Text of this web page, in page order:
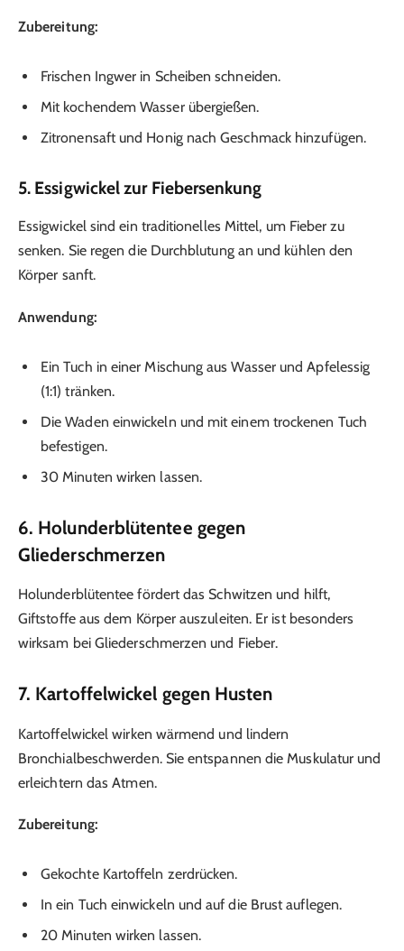
Zubereitung:
Frischen Ingwer in Scheiben schneiden.
Mit kochendem Wasser übergießen.
Zitronensaft und Honig nach Geschmack hinzufügen.
5. Essigwickel zur Fiebersenkung
Essigwickel sind ein traditionelles Mittel, um Fieber zu
senken. Sie regen die Durchblutung an und kühlen den
Körper sanft.
Anwendung:
Ein Tuch in einer Mischung aus Wasser und Apfelessig
(1:1) tränken.
Die Waden einwickeln und mit einem trockenen Tuch
befestigen.
30 Minuten wirken lassen.
6. Holunderblütentee gegen
Gliederschmerzen
Holunderblütentee fördert das Schwitzen und hilft,
Giftstoffe aus dem Körper auszuleiten. Er ist besonders
wirksam bei Gliederschmerzen und Fieber.
7. Kartoffelwickel gegen Husten
Kartoffelwickel wirken wärmend und lindern
Bronchialbeschwerden. Sie entspannen die Muskulatur und
erleichtern das Atmen.
Zubereitung:
Gekochte Kartoffeln zerdrücken.
In ein Tuch einwickeln und auf die Brust auflegen.
20 Minuten wirken lassen.